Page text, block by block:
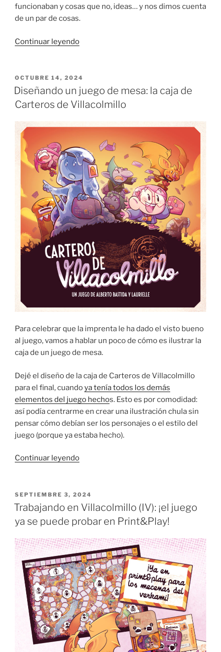
funcionaban y cosas que no, ideas… y nos dimos cuenta
de un par de cosas.
Continuar leyendo«Diseño
cartas
de
Carteros
Villacolmillo»
PUBLICADO
EL
OCTUBRE 14, 2024
Diseñando un juego de mesa: la caja de
Carteros de Villacolmillo
Para celebrar que la imprenta le ha dado el visto bueno
al juego, vamos a hablar un poco de cómo es ilustrar la
caja de un juego de mesa.
Dejé el diseño de la caja de Carteros de Villacolmillo
para el final, cuandoya tenía todos los demás
elementos del juego hechos. Esto es por comodidad:
así podía centrarme en crear una ilustración chula sin
pensar cómo debían ser los personajes o el estilo del
juego (porque ya estaba hecho).
Continuar leyendo«Diseñando
de
mesa:
de
Carteros
de
Villacolmillo»
PUBLICADO
EL
SEPTIEMBRE 3, 2024
Trabajando en Villacolmillo (IV): ¡el juego
ya se puede probar en Print&Play!